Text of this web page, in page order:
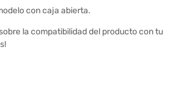
con caja abierta.
la compatibilidad del producto con tu